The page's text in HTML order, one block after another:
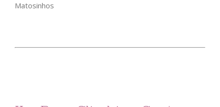
Matosinhos